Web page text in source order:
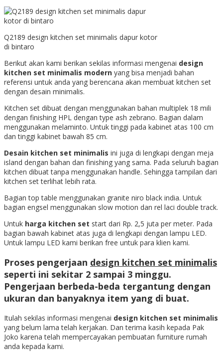
Q2189 design kitchen set minimalis dapur kotor
di bintaro
Berikut akan kami berikan sekilas informasi mengenai design
kitchen set minimalis modern yang bisa menjadi bahan
referensi untuk anda yang berencana akan membuat kitchen set
dengan desain minimalis.
Kitchen set dibuat dengan menggunakan bahan multiplek 18 mili
dengan finishing HPL dengan type ash zebrano. Bagian dalam
menggunakan melaminto. Untuk tinggi pada kabinet atas 100 cm
dan tinggi kabinet bawah 85 cm.
Desain kitchen set minimalis ini juga di lengkapi dengan meja
island dengan bahan dan finishing yang sama. Pada seluruh bagian
kitchen dibuat tanpa menggunakan handle. Sehingga tampilan dari
kitchen set terlihat lebih rata.
Bagian top table menggunakan granite niro black india. Untuk
bagian engsel menggunakan slow motion dan rel laci double track.
Untuk harga kitchen set start dari Rp. 2,5 juta per meter. Pada
bagian bawah kabinet atas juga di lengkapi dengan lampu LED.
Untuk lampu LED kami berikan free untuk para klien kami.
Proses pengerjaan design kitchen set minimalis
seperti ini sekitar 2 sampai 3 minggu.
Pengerjaan berbeda-beda tergantung dengan
ukuran dan banyaknya item yang di buat.
Itulah sekilas informasi mengenai design kitchen set minimalis
yang belum lama telah kerjakan. Dan terima kasih kepada Pak
Joko karena telah mempercayakan pembuatan furniture rumah
anda kepada kami.